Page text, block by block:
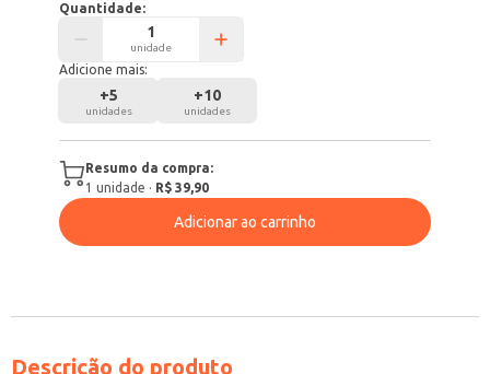
Quantidade:
unidade
Adicione mais:
+5
unidades
+10
unidades
Resumo da compra:
1 unidade · R$ 39,90
Adicionar ao carrinho
Descrição do produto